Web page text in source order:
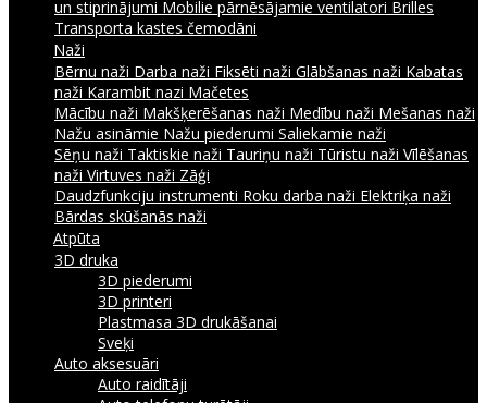
un stiprinājumi Mobilie pārnēsājamie ventilatori Brilles
Transporta kastes čemodāni
Naži
Bērnu naži Darba naži Fiksēti naži Glābšanas naži Kabatas
naži Karambit nazi Mačetes
Mācību naži Makšķerēšanas naži Medību naži Mešanas naži
Nažu asināmie Nažu piederumi Saliekamie naži
Sēņu naži Taktiskie naži Tauriņu naži Tūristu naži Vīlēšanas
naži Virtuves naži Zāģi
Daudzfunkciju instrumenti Roku darba naži Elektriķa naži
Bārdas skūšanās naži
Atpūta
3D druka
3D piederumi
3D printeri
Plastmasa 3D drukāšanai
Sveķi
Auto aksesuāri
Auto raidītāji